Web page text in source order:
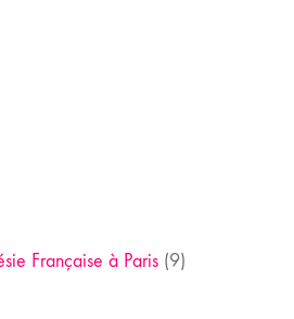
Française à Paris (9)